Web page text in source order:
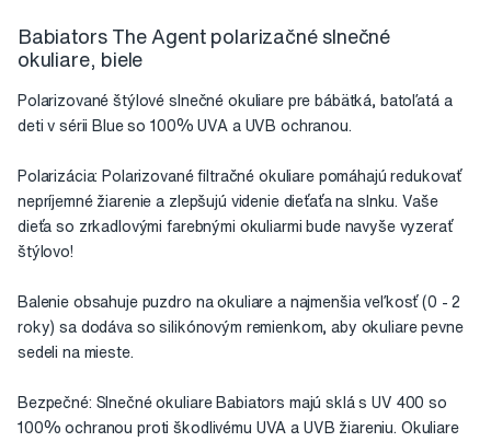
Babiators The Agent polarizačné slnečné
okuliare, biele
Polarizované štýlové slnečné okuliare pre bábätká, batoľatá a
deti v sérii Blue so 100% UVA a UVB ochranou.
Polarizácia: Polarizované filtračné okuliare pomáhajú redukovať
nepríjemné žiarenie a zlepšujú videnie dieťaťa na slnku. Vaše
dieťa so zrkadlovými farebnými okuliarmi bude navyše vyzerať
štýlovo!
Balenie obsahuje puzdro na okuliare a najmenšia veľkosť (0 - 2
roky) sa dodáva so silikónovým remienkom, aby okuliare pevne
sedeli na mieste.
Bezpečné: Slnečné okuliare Babiators majú sklá s UV 400 so
100% ochranou proti škodlivému UVA a UVB žiareniu. Okuliare